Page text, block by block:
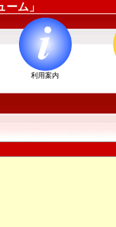
ム」
利用案内